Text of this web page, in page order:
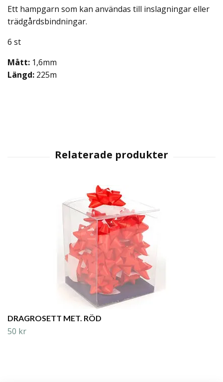
Ett hampgarn som kan användas till inslagningar eller
trädgårdsbindningar.
6 st
Mått: 1,6mm
Längd: 225m
DRAGROSETT MET. RÖD
50 kr